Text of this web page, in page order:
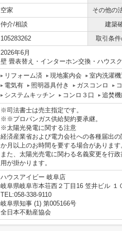
空家 その他の
仲介/相談 建築
105283262 取引条
2026年6月
壁 畳表替え・インターホン交換・ハウス
リフォーム済 現地案内会 室内洗濯
電気有
照明器具付き ガスコンロ
システムキッチン
コンロ３口 追焚
※司法書士は売主指定です。
※※プロパンガス供給契約要承継。
※太陽光発電に関する注意
経済産業省および電力会社への各種届出
か月以上のお時間を要する場合があります
また、太陽光売電に関わる名義変更を行
用が掛かります。
ハウスアイビー 岐阜店
岐阜県岐阜市本荘西２丁目16 笠井ビル １
TEL:058-338-9110
岐阜県知事 (1) 第005166号
全日本不動産協会